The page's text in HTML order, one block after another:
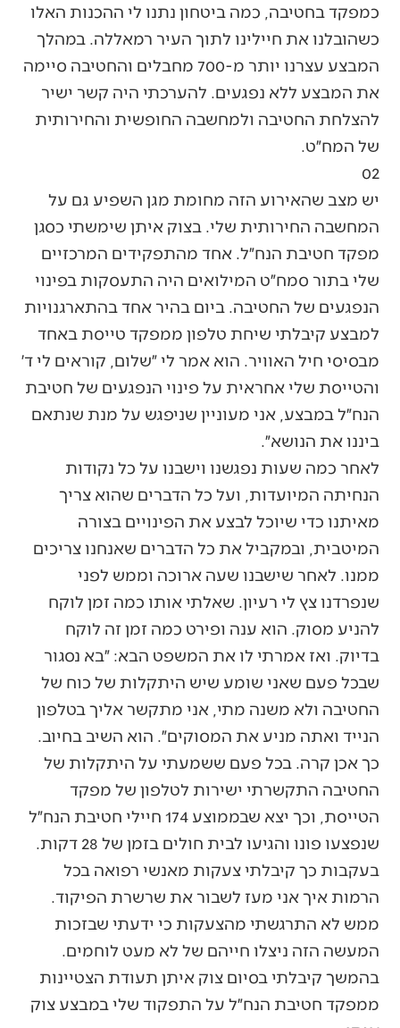
כמפקד בחטיבה, כמה ביטחון נתנו לי ההכנות האלו
כשהובלנו את חיילינו לתוך העיר רמאללה. במהלך
המבצע עצרנו יותר מ-700 מחבלים והחטיבה סיימה
את המבצע ללא נפגעים. להערכתי היה קשר ישיר
להצלחת החטיבה ולמחשבה החופשית והחירותית
של המח״ט.
02
יש מצב שהאירוע הזה מחומת מגן השפיע גם על
המחשבה החירותית שלי. בצוק איתן שימשתי כסגן
מפקד חטיבת הנח״ל. אחד מהתפקידים המרכזיים
שלי בתור סמח״ט המילואים היה התעסקות בפינוי
הנפגעים של החטיבה. ביום בהיר אחד בהתארגנויות
למבצע קיבלתי שיחת טלפון ממפקד טייסת באחד
מבסיסי חיל האוויר. הוא אמר לי ״שלום, קוראים לי ד׳
והטייסת שלי אחראית על פינוי הנפגעים של חטיבת
הנח״ל במבצע, אני מעוניין שניפגש על מנת שנתאם
ביננו את הנושא״.
לאחר כמה שעות נפגשנו וישבנו על כל נקודות
הנחיתה המיועדות, ועל כל הדברים שהוא צריך
מאיתנו כדי שיוכל לבצע את הפינויים בצורה
המיטבית, ובמקביל את כל הדברים שאנחנו צריכים
ממנו. לאחר שישבנו שעה ארוכה וממש לפני
שנפרדנו צץ לי רעיון. שאלתי אותו כמה זמן לוקח
להניע מסוק. הוא ענה ופירט כמה זמן זה לוקח
בדיוק. ואז אמרתי לו את המשפט הבא: ״בא נסגור
שבכל פעם שאני שומע שיש היתקלות של כוח של
החטיבה ולא משנה מתי, אני מתקשר אליך בטלפון
הנייד ואתה מניע את המסוקים״. הוא השיב בחיוב.
כך אכן קרה. בכל פעם ששמעתי על היתקלות של
החטיבה התקשרתי ישירות לטלפון של מפקד
הטייסת, וכך יצא שבממוצע 174 חיילי חטיבת הנח״ל
שנפצעו פונו והגיעו לבית חולים בזמן של 28 דקות.
בעקבות כך קיבלתי צעקות מאנשי רפואה בכל
הרמות איך אני מעז לשבור את שרשרת הפיקוד.
ממש לא התרגשתי מהצעקות כי ידעתי שבזכות
המעשה הזה ניצלו חייהם של לא מעט לוחמים.
בהמשך קיבלתי בסיום צוק איתן תעודת הצטיינות
ממפקד חטיבת הנח״ל על התפקוד שלי במבצע צוק